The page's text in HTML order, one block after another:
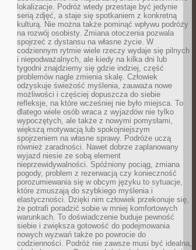
lokalizacje. Podróż wtedy przestaje być jedynie
serią zdjęć, a staje się spotkaniem z konkretną
kulturą. Nie można także pominąć wpływu podróży
na rozwój osobisty. Zmiana otoczenia pozwala
spojrzeć z dystansu na własne życie. W
codziennym rytmie wiele rzeczy wydaje się pilnych
i niepodważalnych, ale kiedy na kilka dni lub
tygodni znajdziemy się gdzie indziej, część
problemów nagle zmienia skalę. Człowiek
odzyskuje świeżość myślenia, zauważa nowe
możliwości i częściej dopuszcza do siebie
refleksje, na które wcześniej nie było miejsca. To
dlatego wiele osób wraca z wyjazdów nie tylko
wypoczętych, ale także z nowymi pomysłami,
większą motywacją lub spokojniejszym
spojrzeniem na własne sprawy. Podróże uczą
również zaradności. Nawet dobrze zaplanowany
wyjazd niesie ze sobą element
nieprzewidywalności. Spóźniony pociąg, zmiana
pogody, problem z rezerwacją czy konieczność
porozumiewania się w obcym języku to sytuacje,
które zmuszają do szybkiego myślenia i
elastyczności. Dzięki nim człowiek przekonuje się,
że potrafi poradzić sobie w mniej komfortowych
warunkach. To doświadczenie buduje pewność
siebie i zwiększa gotowość do podejmowania
nowych wyzwań także po powrocie do
codzienności. Podróż nie zawsze musi być idealna,